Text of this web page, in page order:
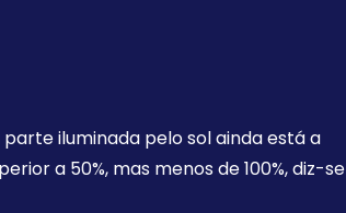
iluminada pelo sol ainda está a
a 50%, mas menos de 100%, diz-se